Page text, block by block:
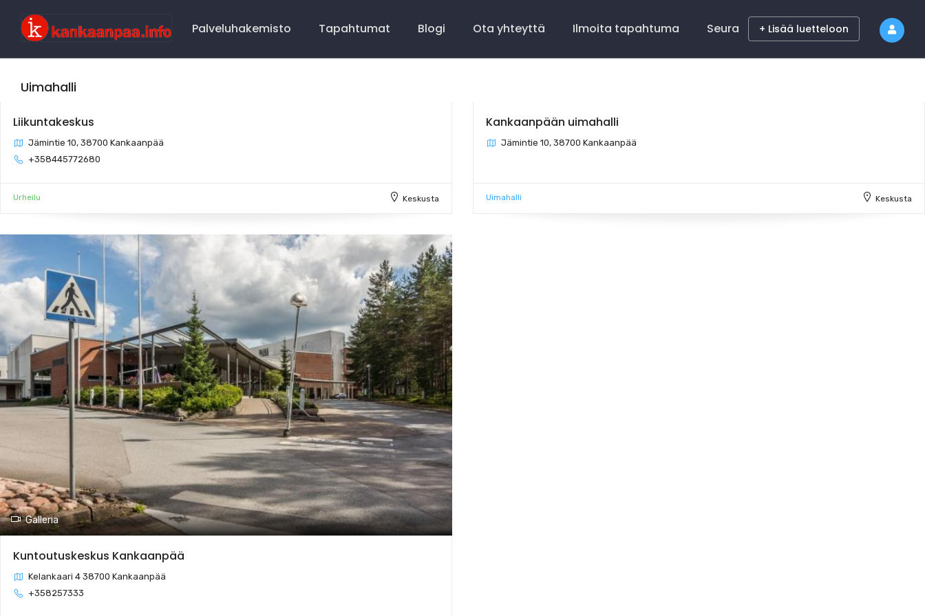
Navigation
Palveluhakemisto Tapahtumat Blogi Ota yhteyttä Ilmoita tapahtuma Seura + Lisää luetteloon
Uimahalli
Liikuntakeskus
Jämintie 10, 38700 Kankaanpää
+358445772680
Urheilu Keskusta
Kankaanpään uimahalli
Jämintie 10, 38700 Kankaanpää
Uimahalli Keskusta
Galleria
Kuntoutuskeskus Kankaanpää
Kelankaari 4 38700 Kankaanpää
+358257333